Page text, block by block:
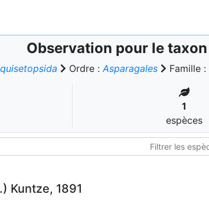
Observation pour le taxon
Ordre :Asparagales Famille :
1
espèces
Kuntze, 1891